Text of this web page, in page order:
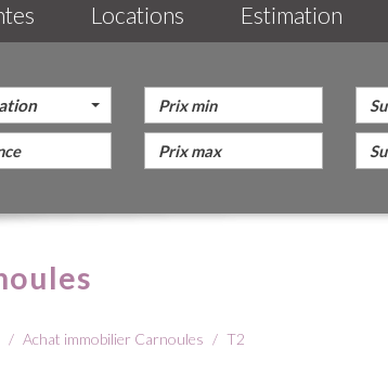
locations estimation
Achat immobilier Carnoules T2